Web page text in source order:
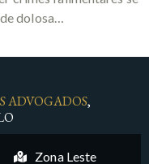
dolosa…
ADVOGADOS,
Zona Leste